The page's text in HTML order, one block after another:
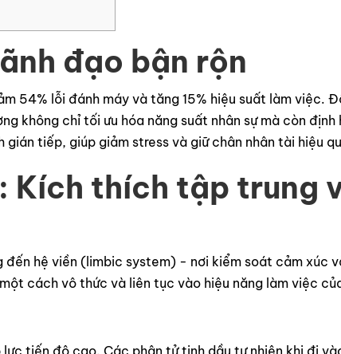
đạo bận rộn
54% lỗi đánh máy và tăng 15% hiệu suất làm việc.
không chỉ tối ưu hóa năng suất nhân sự mà còn
tiếp, giúp giảm stress và giữ chân nhân tài hiệu
Kích thích tập trung
hệ viền (limbic system) - nơi kiểm soát cảm xúc
cách vô thức và liên tục vào hiệu năng làm việc
tiến độ cao. Các phân tử tinh dầu tự nhiên khi đi